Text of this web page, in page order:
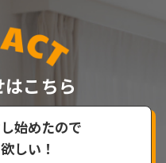
こちら
始めたので
しい！